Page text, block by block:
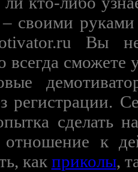
– своими
Вы
всегда сможете
регистрации.
отношение к
как приколы,